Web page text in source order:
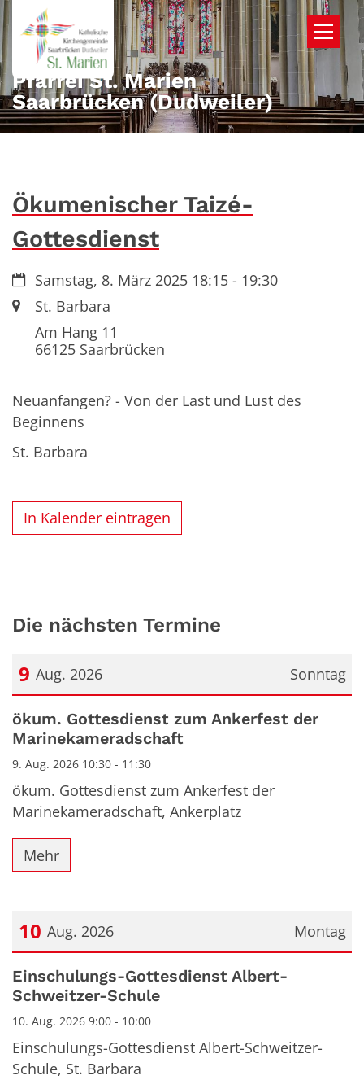
Zum Inhalt springen
Pfarrei St. Marien
Saarbrücken (Dudweiler)
Ökumenischer Taizé-
Gottesdienst
Datum:Samstag, 8. März 2025 18:15 - 19:30
Ort:St. Barbara
Am Hang 11
66125 Saarbrücken
Neuanfangen? - Von der Last und Lust des
Beginnens
St. Barbara
In Kalender eintragen
Die nächsten Termine
Sonntag
9 Aug. 2026
Datum: 9. August 2026
ökum. Gottesdienst zum Ankerfest der
Marinekameradschaft
9. Aug. 2026 10:30 - 11:30
ökum. Gottesdienst zum Ankerfest der
Marinekameradschaft, Ankerplatz
Mehr
Montag
10 Aug. 2026
Datum: 10. August 2026
Einschulungs-Gottesdienst Albert-
Schweitzer-Schule
10. Aug. 2026 9:00 - 10:00
Einschulungs-Gottesdienst Albert-Schweitzer-
Schule, St. Barbara